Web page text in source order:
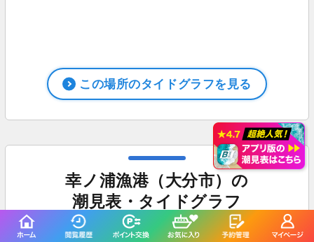
この場所のタイドグラフを見る
幸ノ浦漁港（大分市）の
潮見表・タイドグラフ
8月10日（月） 中潮 月齢 26.7